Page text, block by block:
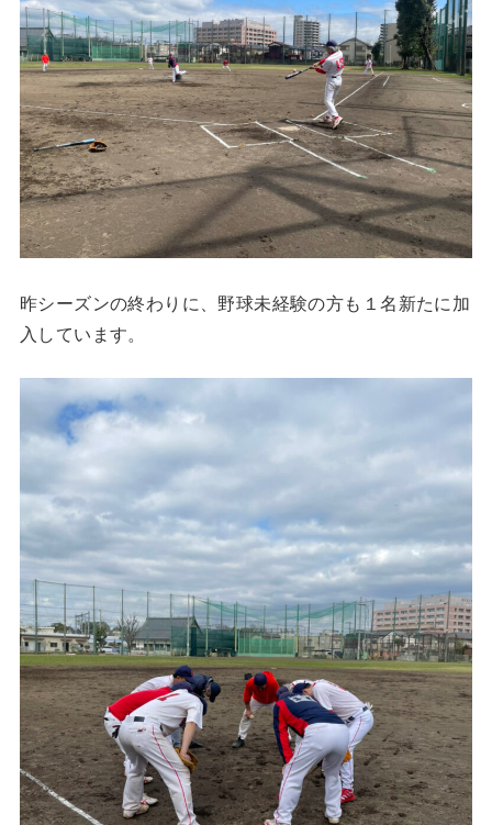
昨シーズンの終わりに、野球未経験の方も１名新たに加
入しています。